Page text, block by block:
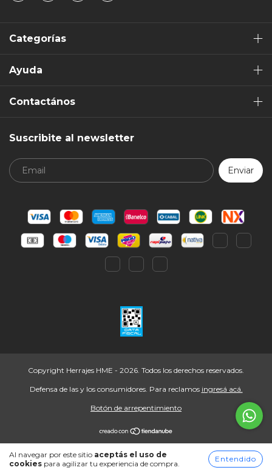
Al navegar por este sitio aceptás el uso de
cookies para agilizar tu experiencia de compra.
Entendido
Categorías
Ayuda
Contactános
Suscribite al newsletter
Copyright Herrajes HME - 2026. Todos los derechos reservados.
Defensa de las y los consumidores. Para reclamos ingresá acá.
Botón de arrepentimiento